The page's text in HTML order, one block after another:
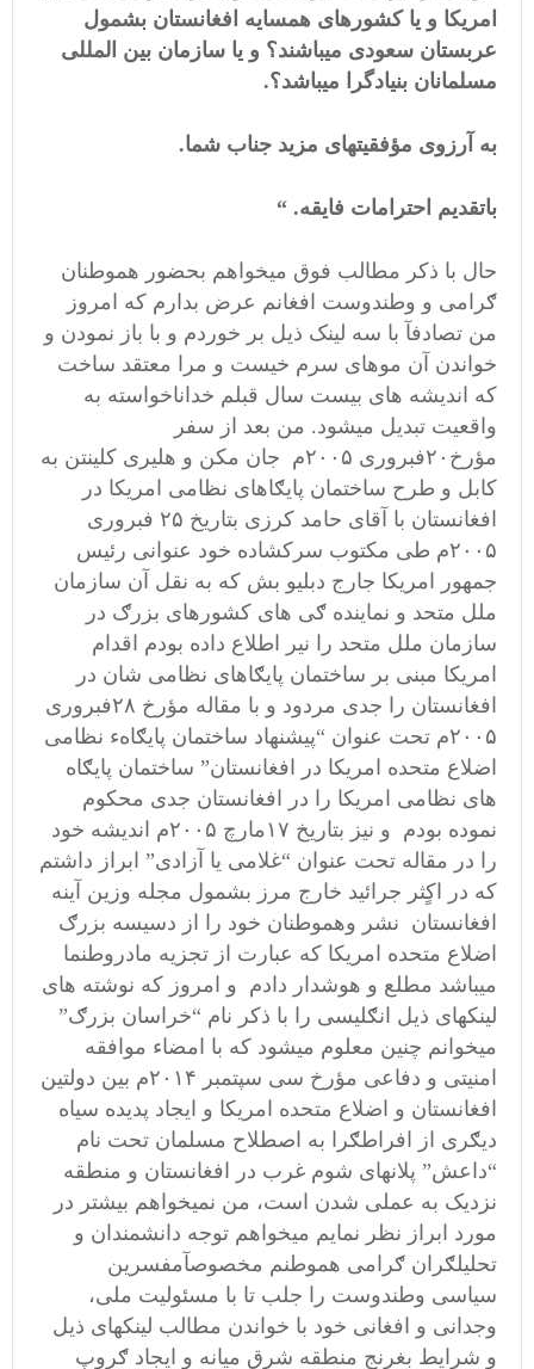
امریکا و یا کشورهای همسایه افغانستان بشمول
عربستان سعودی میباشند؟ و یا سازمان بین المللی
مسلمانان بنیادگرا میباشد؟.
به آرزوی مؤفقیتهای مزید جناب شما.
باتقدیم احترامات فایقه. “
حال با ذکر مطالب فوق میخواهم بحضور هموطنان
ګرامی و وطندوست افغانم عرض بدارم که امروز
من تصادفآ با سه لینک ذیل بر خوردم و با باز نمودن و
خواندن آن موهای سرم خیست و مرا معتقد ساخت
که اندیشه های بیست سال قبلم خداناخواسته به
واقعیت تبدیل میشود. من بعد از سفر
مؤرخ۲۰فبروری ۲۰۰۵م جان مکن و هلیری کلینتن به
کابل و طرح ساختمان پایګاهای نظامی امریکا در
افغانستان با آقای حامد کرزی بتاریخ ۲۵ فبروری
۲۰۰۵م طی مکتوب سرکشاده خود عنوانی رئیس
جمهور امریکا جارج دبلیو بش که به نقل آن سازمان
ملل متحد و نماینده ګی های کشورهای بزرګ در
سازمان ملل متحد را نیر اطلاع داده بودم اقدام
امریکا مبنی بر ساختمان پایګاهای نظامی شان در
افغانستان را جدی مردود و با مقاله مؤرخ ۲۸فبروری
۲۰۰۵م تحت عنوان “پیشنهاد ساختمان پایګاهء نظامی
اضلاع متحده امریکا در افغانستان” ساختمان پایګاه
های نظامی امریکا را در افغانستان جدی محکوم
نموده بودم و نیز بتاریخ ۱۷مارچ ۲۰۰۵م اندیشه خود
را در مقاله تحت عنوان “غلامی یا آزادی” ابراز داشتم
که در اکٍثر جرائید خارج مرز بشمول مجله وزین آینه
افغانستان نشر وهموطنان خود را از دسیسه بزرګ
اضلاع متحده امریکا که عبارت از تجزیه مادروطنما
میباشد مطلع و هوشدار دادم و امروز که نوشته های
لینکهای ذیل انګلیسی را با ذکر نام “خراسان بزرګ”
میخوانم چنین معلوم میشود که با امضاء موافقه
امنیتی و دفاعی مؤرخ سی سپتمبر ۲۰۱۴م بین دولتین
افغانستان و اضلاع متحده امریکا و ایجاد پدیده سیاه
دیګری از افراطګرا به اصطلاح مسلمان تحت نام
“داعش” پلانهای شوم غرب در افغانستان و منطقه
نزدیک به عملی شدن است، من نمیخواهم بیشتر در
مورد ابراز نظر نمایم میخواهم توجه دانشمندان و
تحلیلګران ګرامی هموطنم مخصوصآمفسرین
سیاسی وطندوست را جلب تا با مسئولیت ملی،
وجدانی و افغانی خود با خواندن مطالب لینکهای ذیل
و شرایط بغرنج منطقه شرق میانه و ایجاد ګروپ